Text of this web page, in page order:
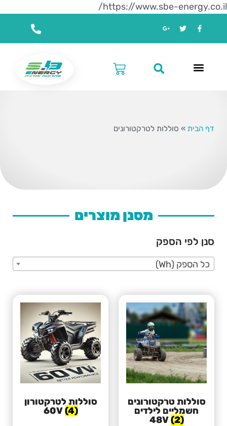
https://www.sbe-energy.co.il/
דף הבית » סוללות לטרקטורונים
סוללות טרקטורונים
חשמליים לילדים
48V(2)
סוללות לטרקטורון
60V(4)
מסנן מוצרים
סנן לפי הספק
כל הספק (Wh)